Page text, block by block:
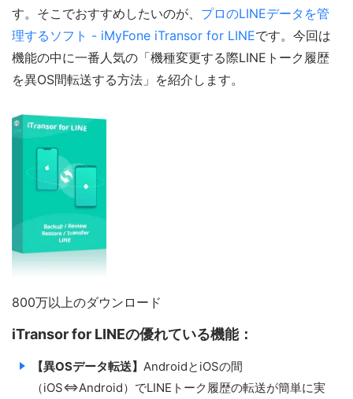
す。そこでおすすめしたいのが、 プロのLINEデータを管
理するソフト - iMyFone iTransor for LINEです。今回は
機能の中に一番人気の「機種変更する際LINEトーク履歴
を異OS間転送する方法」を紹介します。
800万以上のダウンロード
iTransor for LINEの優れている機能：
【異OSデータ転送】 AndroidとiOSの間
（iOS⇔Android）でLINEトーク履歴の転送が簡単に実